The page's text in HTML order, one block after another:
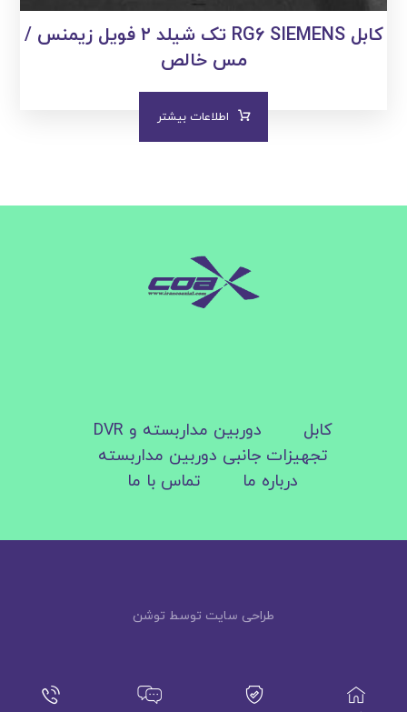
کابل RG۶ SIEMENS تک شیلد ۲ فویل زیمنس /
مس خالص
اطلاعات بیشتر
کابل
دوربین مداربسته و DVR
تجهیزات جانبی دوربین مداربسته
درباره ما
تماس با ما
طراحی سایت توسط توشن